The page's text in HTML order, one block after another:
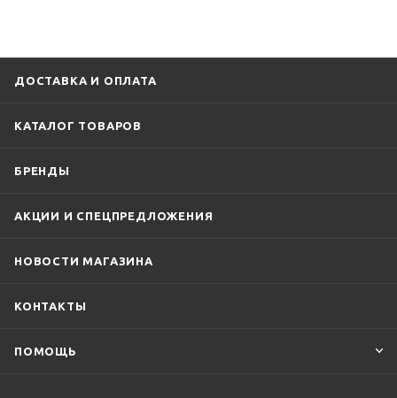
ДОСТАВКА И ОПЛАТА
КАТАЛОГ ТОВАРОВ
БРЕНДЫ
АКЦИИ И СПЕЦПРЕДЛОЖЕНИЯ
НОВОСТИ МАГАЗИНА
КОНТАКТЫ
ПОМОЩЬ